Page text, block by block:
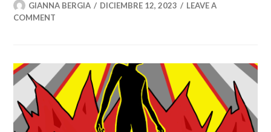
GIANNA BERGIA DICIEMBRE 12, 2023
LEAVE A
COMMENT